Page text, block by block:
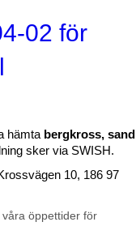
02 för
hämta bergkross,
sker via SWISH.
10, 186 97
våra öppettider för